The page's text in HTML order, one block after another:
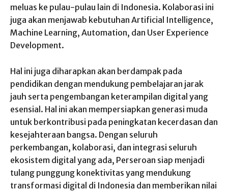
meluas ke pulau-pulau lain di Indonesia. Kolaborasi ini
juga akan menjawab kebutuhan Artificial Intelligence,
Machine Learning, Automation, dan User Experience
Development.
Hal ini juga diharapkan akan berdampak pada
pendidikan dengan mendukung pembelajaran jarak
jauh serta pengembangan keterampilan digital yang
esensial. Hal ini akan mempersiapkan generasi muda
untuk berkontribusi pada peningkatan kecerdasan dan
kesejahteraan bangsa. Dengan seluruh
perkembangan, kolaborasi, dan integrasi seluruh
ekosistem digital yang ada, Perseroan siap menjadi
tulang punggung konektivitas yang mendukung
transformasi digital di Indonesia dan memberikan nilai